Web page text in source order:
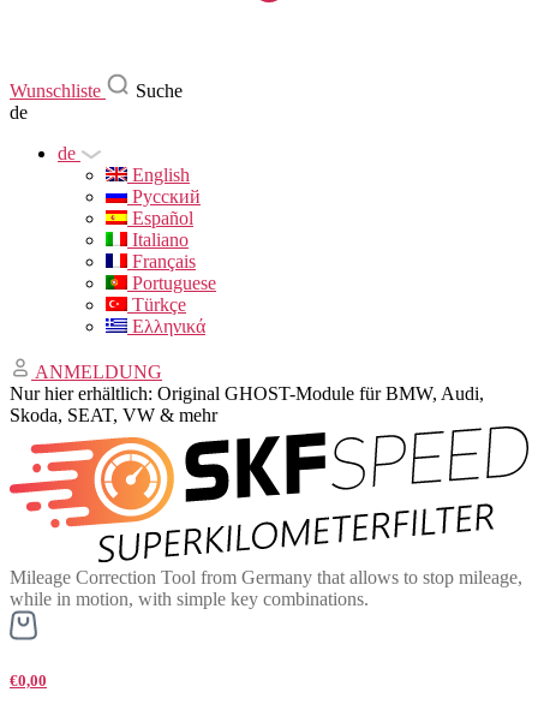
Wunschliste
Suche
de
de
English
Русский
Español
Italiano
Français
Portuguese
Türkçe
Ελληνικά
ANMELDUNG
Nur hier erhältlich: Original GHOST-Module für BMW, Audi,
Skoda, SEAT, VW & mehr
Mileage Correction Tool from Germany that allows to stop mileage,
while in motion, with simple key combinations.
€0,00